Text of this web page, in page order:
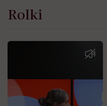
Rolki